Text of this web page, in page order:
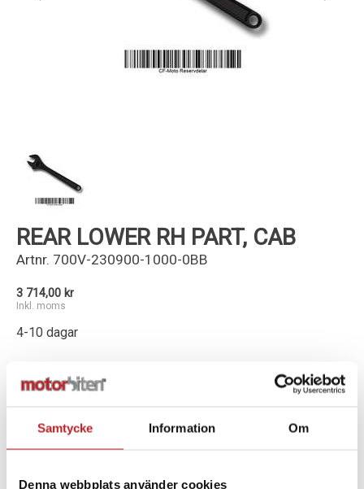
Samtycke Information Om
Denna webbplats använder cookies
Sprängskisser
REAR LOWER RH PART, CAB
Artnr. 700V-230900-1000-0BB
3 714,00 kr
Inkl. moms
4-10 dagar
- +